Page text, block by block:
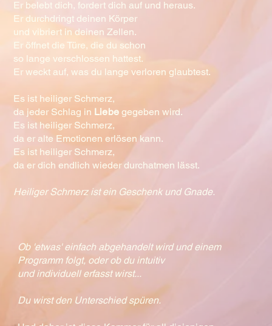
Er belebt dich, fordert dich auf und heraus.
Er durchdringt deinen Körper
und vibriert in deinen Zellen.
Er öffnet die Türe, die du schon
so lange verschlossen hattest.
Er weckt auf, was du lange verloren glaubtest.
Es ist heiliger Schmerz,
da jeder Schlag in Liebe gegeben wird.
Es ist heiliger Schmerz,
da er alte Emotionen erlösen kann.
Es ist heiliger Schmerz,
da er dich endlich wieder durchatmen lässt.
Heiliger Schmerz ist ein Geschenk und Gnade.
Ob 'etwas' einfach abgehandelt wird und einem
Programm folgt, oder ob du intuitiv
und individuell erfasst wirst...
Du wirst den Unterschied spüren.